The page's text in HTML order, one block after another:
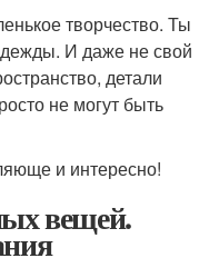
творчество. Ты
И даже не свой
детали
не могут быть
и интересно!
вещей.